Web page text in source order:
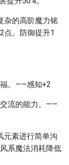
杂的高阶魔力铭
点。防御提升1
。——感知+2
流的能力。——
素进行简单沟
系魔法消耗降低